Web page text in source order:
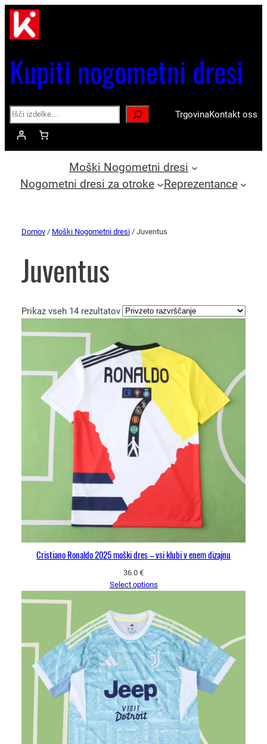
Kupiti nogometni dresi
Search TrgovinaKontakt oss
Moški Nogometni dresi
Nogometni dresi za otroke
Reprezentance
Domov / Moški Nogometni dresi / Juventus
Juventus
Prikaz vseh 14 rezultatov
Cristiano Ronaldo 2025 moški dres – vsi klubi v enem dizajnu
36.0 €
Select options